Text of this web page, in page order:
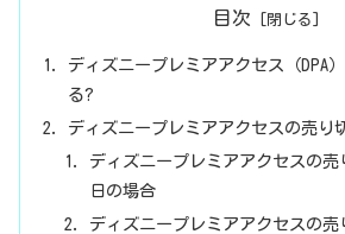
目次
ディズニープレミアアクセス（DPA
る?
ディズニープレミアアクセスの売り
ディズニープレミアアクセスの売
日の場合
ディズニープレミアアクセスの売